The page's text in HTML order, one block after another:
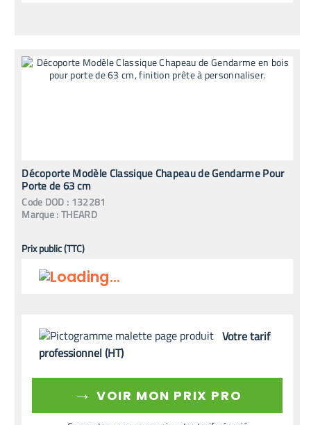
Décoporte Modèle Classique Chapeau de Gendarme Pour
Porte de 63 cm
Code DOD : 132281
Marque :THEARD
Prix public (TTC)
Votre tarif
professionnel (HT)
→ VOIR MON PRIX PRO